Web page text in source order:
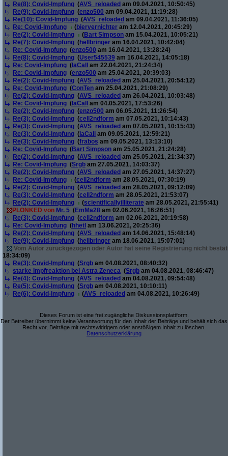
Re(8): Covid-Impfung (AVS_reloaded am 09.04.2021, 10:50:45)
Re(9): Covid-Impfung (enzo500 am 09.04.2021, 11:19:28)
Re(10): Covid-Impfung (AVS_reloaded am 09.04.2021, 11:36:05)
Re: Covid-Impfung
(biervernichter am 12.04.2021, 20:45:29)
Re(2): Covid-Impfung
(Bart Simpson am 15.04.2021, 10:05:21)
Re(7): Covid-Impfung (hellbringer am 16.04.2021, 10:42:04)
Re: Covid-Impfung (enzo500 am 16.04.2021, 13:28:24)
Re(8): Covid-Impfung (User545539 am 16.04.2021, 14:05:18)
Re: Covid-Impfung ( laCall
am 22.04.2021, 21:24:34)
Re: Covid-Impfung (enzo500 am 25.04.2021, 20:39:03)
Re(2): Covid-Impfung (AVS_reloaded am 25.04.2021, 20:54:12)
Re: Covid-Impfung (ConTen am 25.04.2021, 21:08:29)
Re(2): Covid-Impfung (AVS_reloaded am 26.04.2021, 10:03:48)
Re: Covid-Impfung ( laCall
am 04.05.2021, 17:53:26)
Re(2): Covid-Impfung (enzo500 am 06.05.2021, 11:26:54)
Re(3): Covid-Impfung (cell2ndform am 07.05.2021, 10:14:43)
Re(3): Covid-Impfung (AVS_reloaded am 07.05.2021, 10:15:43)
Re(3): Covid-Impfung ( laCall
am 09.05.2021, 12:59:21)
Re(3): Covid-Impfung (frabos am 09.05.2021, 13:13:10)
Re: Covid-Impfung (Bart Simpson am 25.05.2021, 21:24:28)
Re(2): Covid-Impfung (AVS_reloaded am 25.05.2021, 21:34:37)
Re: Covid-Impfung (Srgb am 27.05.2021, 14:03:37)
Re(2): Covid-Impfung (AVS_reloaded am 27.05.2021, 14:37:27)
Re: Covid-Impfung
(cell2ndform am 28.05.2021, 07:30:19)
Re(2): Covid-Impfung (AVS_reloaded am 28.05.2021, 09:12:09)
Re(3): Covid-Impfung (cell2ndform am 28.05.2021, 21:53:07)
Re(2): Covid-Impfung
(scientificallyilliterate am 28.05.2021, 21:55:41)
PLONKED von Mr. 5 (EmMa28 am 02.06.2021, 16:26:51)
Re(3): Covid-Impfung (cell2ndform am 02.06.2021, 20:19:58)
Re: Covid-Impfung (hhetl am 13.06.2021, 20:25:36)
Re(2): Covid-Impfung (AVS_reloaded am 14.06.2021, 15:48:14)
Re(9): Covid-Impfung (hellbringer am 18.06.2021, 15:07:01)
Vom Autor zurückgezogen oder Autor hat seine Registrierung nicht
18:34:09)
Re(3): Covid-Impfung (Srgb am 04.08.2021, 08:40:32)
starke Impfreaktion bei Astra Zeneca (Srgb am 04.08.2021, 08:46:47)
Re(4): Covid-Impfung (AVS_reloaded am 04.08.2021, 09:54:48)
Re(5): Covid-Impfung (Srgb am 04.08.2021, 10:10:11)
Re(6): Covid-Impfung
(AVS_reloaded am 04.08.2021, 10:26:49)
Dieses Forum ist eine frei zugängliche Diskussionsplattform.
Der Betreiber übernimmt keine Verantwortung für den Inhalt der Beiträge und behält sich das
Recht vor, Beiträge mit rechtswidrigem oder anstößigem Inhalt zu löschen.
Datenschutzerklärung